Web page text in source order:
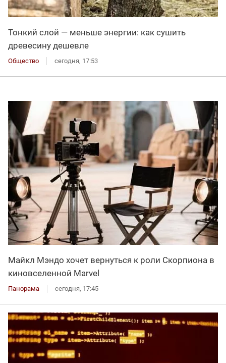
Тонкий слой — меньше энергии: как сушить
древесину дешевле
Общество сегодня, 17:53
Майкл Мэндо хочет вернуться к роли Скорпиона в
киновселенной Marvel
Панорама сегодня, 17:45